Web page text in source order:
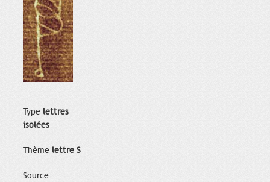
Type lettres
isolées
Thème lettre S
Source